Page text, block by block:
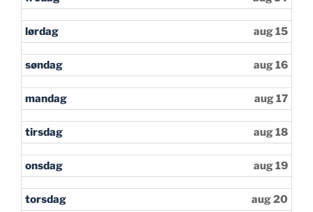
lørdag aug 15
søndag aug 16
mandag aug 17
tirsdag aug 18
onsdag aug 19
torsdag aug 20